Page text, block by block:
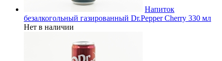
Напиток
безалкогольный газированный Dr.Pepper Cherry 330 мл
Нет в наличии